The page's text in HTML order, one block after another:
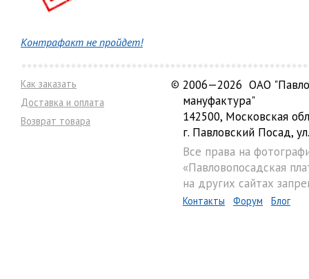
Контрафакт не пройдет!
Как заказать
Доставка и оплата
Возврат товара
© 2006—2026 ОАО
мануфактура"
142500, Московская
г. Павловский Посад,
Все права на
«Павловопосадская
на других сайтах
Контакты Форум Блог